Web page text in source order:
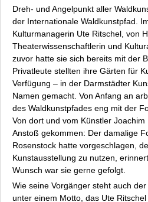
Kontakt
Impressum
Dreh- und Angelpunkt aller
der Internationale Waldkunstpfad.
Kulturmanagerin Ute Ritschel, von
Theaterwissenschaftlerin und
zuvor hatte sie sich bereits mit der
Privatleute stellten ihre Gärten für
Verfügung – in der Darmstädter
Namen gemacht. Von Anfang an
des Waldkunstpfades eng mit der
Von dort und vom Künstler
Anstoß gekommen: Der damalige
Rosenstock hatte vorgeschlagen,
Kunstausstellung zu nutzen ,
Wunsch war sie gerne gefolgt.
Wie seine Vorgänger steht auch
unter einem Motto, das Ute